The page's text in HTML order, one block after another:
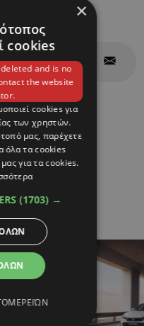
×
cookies
and is no
the website
cookies για
των χρηστών.
μας, παρέχετε
όλα τα cookies
για τα cookies.
(1703) →